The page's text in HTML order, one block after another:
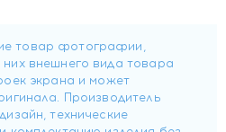
liquidum, Dimethicone,